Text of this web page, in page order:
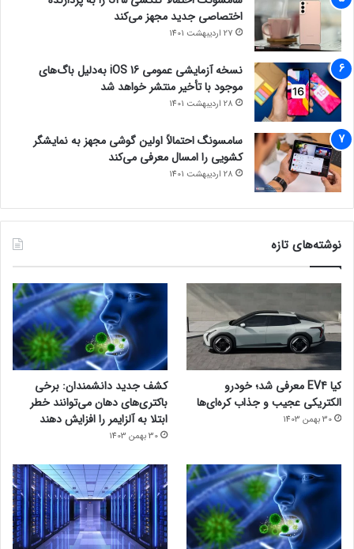
اختصاصی جدید مجهز می‌کند
27 اردیبهشت 1401
نسخه آزمایشی عمومی iOS 16 به‌دلیل باگ‌های
موجود با تأخیر منتشر خواهد شد
28 اردیبهشت 1401
سامسونگ احتمالاً اولین گوشی مجهز به نمایشگر
کشویی را امسال معرفی می‌کند
28 اردیبهشت 1401
نوشته‌های تازه
کیا EV4 معرفی شد؛ خودرو
الکتریکی عجیب و جذاب کره‌ای‌ها
30 بهمن 1403
کشف جدید دانشمندان: برخی
باکتری‌های دهان می‌توانند خطر
ابتلا به آلزایمر را افزایش دهند
30 بهمن 1403